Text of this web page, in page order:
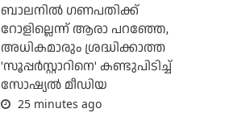
ബാലനില്‍ ഗണപതിക്ക്
റോളില്ലെന്ന് ആരാ പറഞ്ഞേ,
അധികമാരും ശ്രദ്ധിക്കാത്ത
'സൂപ്പര്‍സ്റ്റാറിനെ' കണ്ടുപിടിച്ച്
സോഷ്യല്‍ മീഡിയ
25 minutes ago